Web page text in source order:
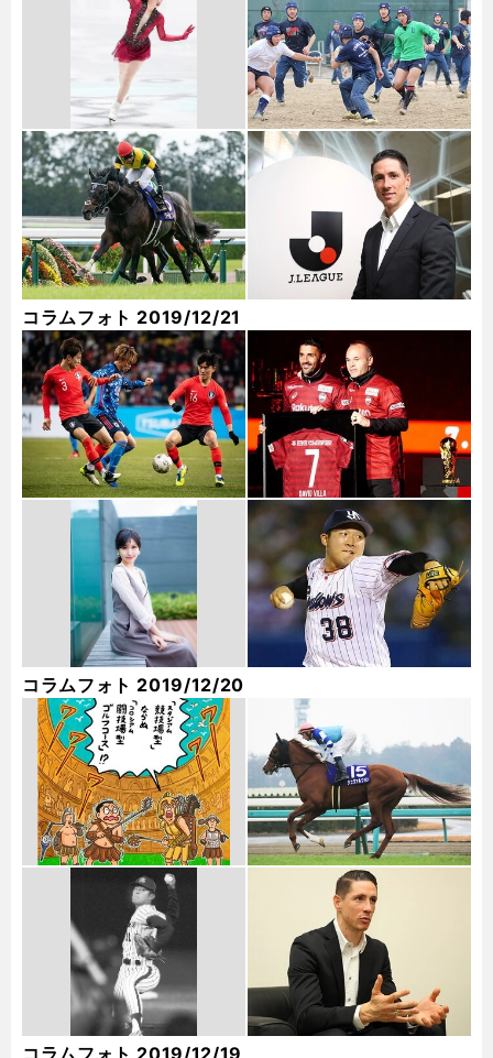
コラムフォト 2019/12/21
コラムフォト 2019/12/20
コラムフォト 2019/12/19